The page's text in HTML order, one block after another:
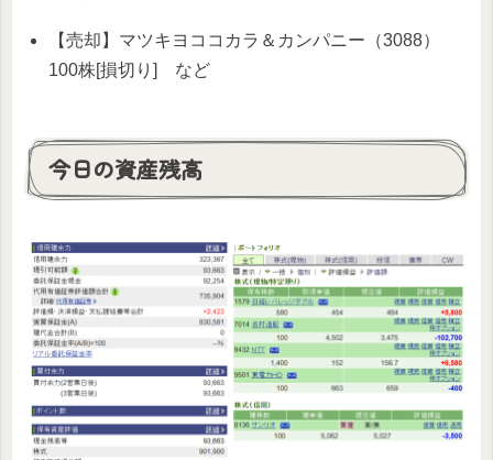
【売却】マツキヨココカラ＆カンパニー（3088）
100株[損切り] など
今日の資産残高